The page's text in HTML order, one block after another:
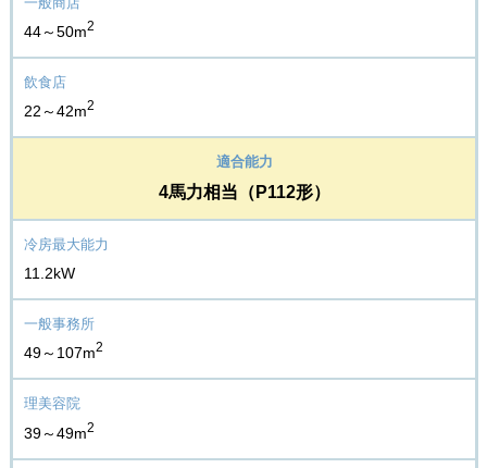
44～50m2
22～42m2
4馬力相当（P112形）
11.2kW
49～107m2
39～49m2